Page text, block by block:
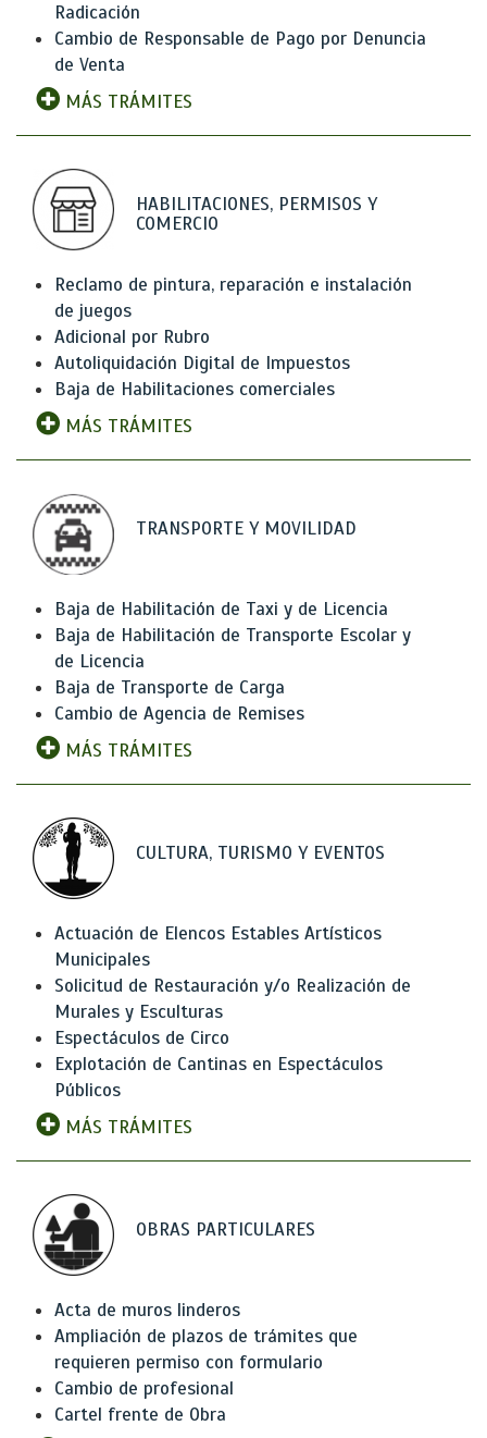
Radicación
Cambio de Responsable de Pago por Denuncia
de Venta
MÁS TRÁMITES
HABILITACIONES, PERMISOS Y
COMERCIO
Reclamo de pintura, reparación e instalación
de juegos
Adicional por Rubro
Autoliquidación Digital de Impuestos
Baja de Habilitaciones comerciales
MÁS TRÁMITES
TRANSPORTE Y MOVILIDAD
Baja de Habilitación de Taxi y de Licencia
Baja de Habilitación de Transporte Escolar y
de Licencia
Baja de Transporte de Carga
Cambio de Agencia de Remises
MÁS TRÁMITES
CULTURA, TURISMO Y EVENTOS
Actuación de Elencos Estables Artísticos
Municipales
Solicitud de Restauración y/o Realización de
Murales y Esculturas
Espectáculos de Circo
Explotación de Cantinas en Espectáculos
Públicos
MÁS TRÁMITES
OBRAS PARTICULARES
Acta de muros linderos
Ampliación de plazos de trámites que
requieren permiso con formulario
Cambio de profesional
Cartel frente de Obra